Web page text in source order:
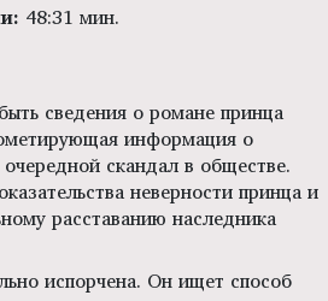
48:31 мин.
сведения о романе принца
информация о
скандал в обществе.
неверности принца и
расставанию наследника
испорчена. Он ищет способ